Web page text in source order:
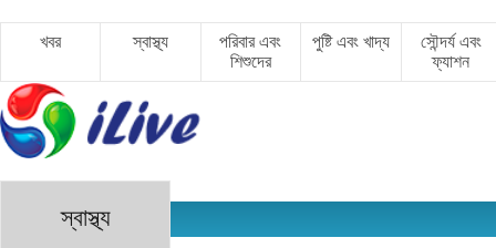
খবর স্বাস্থ্য
পরিবার এবং
শিশুদের
পুষ্টি এবং খাদ্য
সৌন্দর্য এবং
ফ্যাশন
স্বাস্থ্য